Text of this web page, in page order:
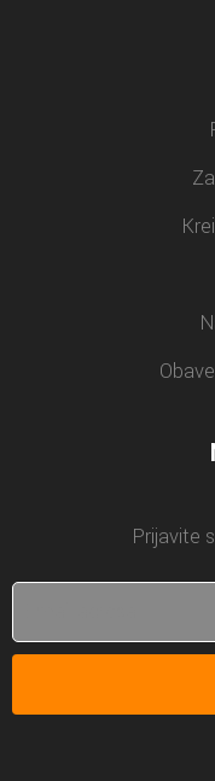
Prijavite